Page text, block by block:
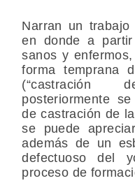
Narran un
en donde a
sanos y
forma temprana
(“castración
posteriormente
de castración de
se puede
además de un
defectuoso del
proceso de